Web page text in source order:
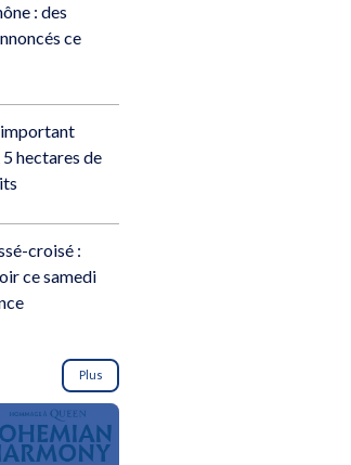
: des
ce
important
hectares de
croisé :
ce samedi
Plus